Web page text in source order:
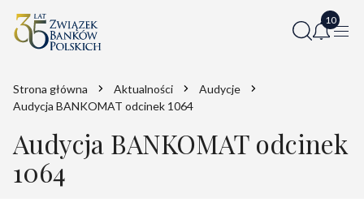
Strona główna Aktualności
Audycje
Audycja BANKOMAT odcinek 1064
Audycja BANKOMAT odcinek
1064